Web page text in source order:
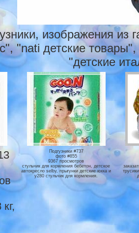
изображения
"nati детские
"детские
Подгузники #737
фото #855
9367 просмотров
стульчик для кормления бебетон, детское
автокресло selby, прыгунки детские юкка и
y280 стульчик для кормления.